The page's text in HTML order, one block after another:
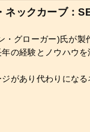
ックカーブ：
グローガー)氏が
の経験とノウハウ
があり代わりにな